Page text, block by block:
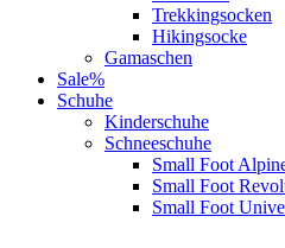
Trekkingsocken
Hikingsocke
Gamaschen
Sale%
Schuhe
Kinderschuhe
Schneeschuhe
Small Foot
Small Foot
Small Foot